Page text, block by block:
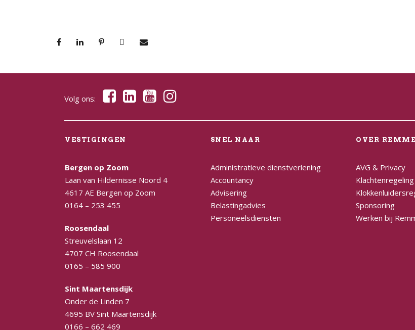
Volg ons:
VESTIGINGEN
Bergen op Zoom
Laan van Hildernisse Noord 4
4617 AE Bergen op Zoom
0164 – 253 455
Roosendaal
Streuvelslaan 12
4707 CH Roosendaal
0165 – 585 900
Sint Maartensdijk
Onder de Linden 7
4695 BV Sint Maartensdijk
0166 – 662 469
SNEL NAAR
Administratieve dienstverlening
Accountancy
Advisering
Belastingadvies
Personeelsdiensten
OVER
AVG & Privacy
Klachtenregeling
Sponsoring
Werken bij